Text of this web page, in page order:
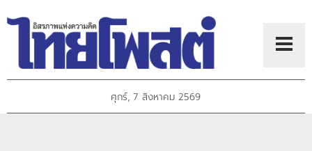
ศุกร์, 7 สิงหาคม 2569